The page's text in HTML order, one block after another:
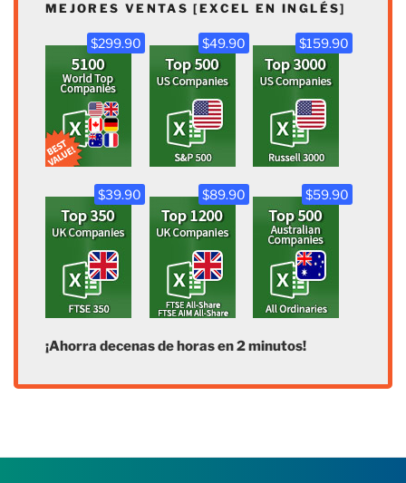
MEJORES VENTAS [EXCEL EN INGLÉS]
$299.90 $49.90 $159.90
$39.90 $89.90 $59.90
¡Ahorra decenas de horas en 2 minutos!